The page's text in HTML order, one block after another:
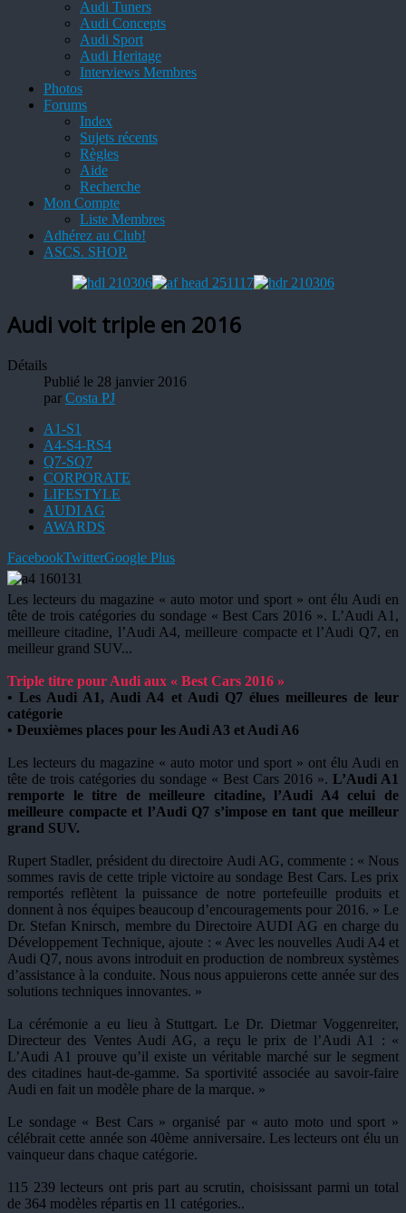
Audi Tuners
Audi Concepts
Audi Sport
Audi Heritage
Interviews Membres
Photos
Forums
Index
Sujets récents
Règles
Aide
Recherche
Mon Compte
Liste Membres
Adhérez au Club!
ASCS. SHOP.
Audi voit triple en 2016
Détails
Publié le 28 janvier 2016
par Costa PJ
A1-S1
A4-S4-RS4
Q7-SQ7
CORPORATE
LIFESTYLE
AUDI AG
AWARDS
FacebookTwitterGoogle Plus
Les lecteurs du magazine « auto motor und sport » ont élu Audi en
tête de trois catégories du sondage « Best Cars 2016 ». L’Audi A1,
meilleure citadine, l’Audi A4, meilleure compacte et l’Audi Q7, en
meilleur grand SUV...
Triple titre pour Audi aux « Best Cars 2016 »
•Les Audi A1, Audi A4 et Audi Q7 élues meilleures de leur
catégorie
• Deuxièmes places pour les Audi A3 et Audi A6
Les lecteurs du magazine « auto motor und sport » ont élu Audi en
tête de trois catégories du sondage « Best Cars 2016 ». L’Audi A1
remporte le titre de meilleure citadine, l’Audi A4 celui de
meilleure compacte et l’Audi Q7 s’impose en tant que meilleur
grand SUV.
Rupert Stadler, président du directoire Audi AG, commente : « Nous
sommes ravis de cette triple victoire au sondage Best Cars. Les prix
remportés reflètent la puissance de notre portefeuille produits et
donnent à nos équipes beaucoup d’encouragements pour 2016. » Le
Dr. Stefan Knirsch, membre du Directoire AUDI AG en charge du
Développement Technique, ajoute : « Avec les nouvelles Audi A4 et
Audi Q7, nous avons introduit en production de nombreux systèmes
d’assistance à la conduite. Nous nous appuierons cette année sur des
solutions techniques innovantes. »
La cérémonie a eu lieu à Stuttgart. Le Dr. Dietmar Voggenreiter,
Directeur des Ventes Audi AG, a reçu le prix de l’Audi A1 : «
L’Audi A1 prouve qu’il existe un véritable marché sur le segment
des citadines haut-de-gamme. Sa sportivité associée au savoir-faire
Audi en fait un modèle phare de la marque. »
Le sondage « Best Cars » organisé par « auto moto und sport »
célébrait cette année son 40ème anniversaire. Les lecteurs ont élu un
vainqueur dans chaque catégorie.
115 239 lecteurs ont pris part au scrutin, choisissant parmi un total
de 364 modèles répartis en 11 catégories..